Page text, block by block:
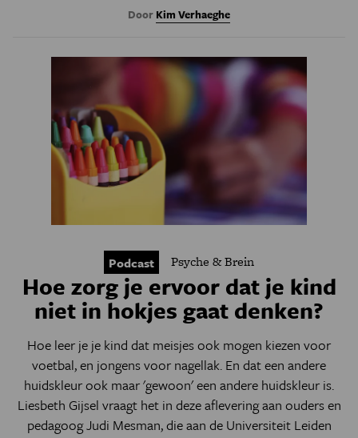
Door Kim Verhaeghe
Podcast Psyche & Brein
Hoe zorg je ervoor dat je kind
niet in hokjes gaat denken?
Hoe leer je je kind dat meisjes ook mogen kiezen voor
voetbal, en jongens voor nagellak. En dat een andere
huidskleur ook maar 'gewoon' een andere huidskleur is.
Liesbeth Gijsel vraagt het in deze aflevering aan ouders en
pedagoog Judi Mesman, die aan de Universiteit Leiden